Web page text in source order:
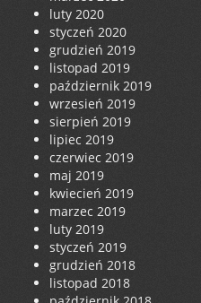
luty 2020
styczeń 2020
grudzień 2019
listopad 2019
październik 2019
wrzesień 2019
sierpień 2019
lipiec 2019
czerwiec 2019
maj 2019
kwiecień 2019
marzec 2019
luty 2019
styczeń 2019
grudzień 2018
listopad 2018